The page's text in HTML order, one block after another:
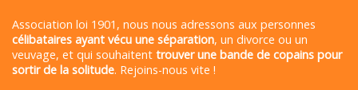
Association loi 1901, nous nous adressons aux personnes
célibataires ayant vécu une séparation, un divorce ou un
veuvage, et qui souhaitent trouver une bande de copains pour
sortir de la solitude. Rejoins-nous vite !